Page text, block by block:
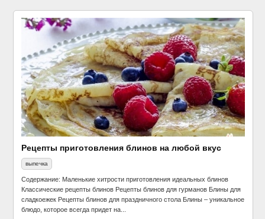
Рецепты приготовления блинов на любой вкус
выпечка
Содержание: Маленькие хитрости приготовления идеальных блинов
Классические рецепты блинов Рецепты блинов для гурманов Блины для
сладкоежек Рецепты блинов для праздничного стола Блины – уникальное
блюдо, которое всегда придет на...